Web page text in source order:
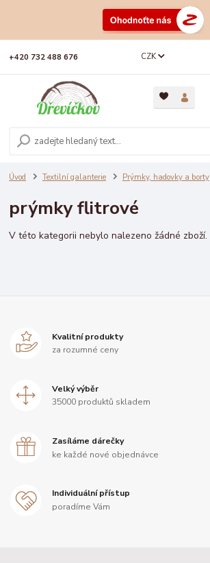
CZK
+420 732 488 676
Úvod Textilní galanterie Prýmky, hadovky a borty
prýmky flitrové
V této kategorii nebylo nalezeno žádné zboží.
Kvalitní produkty
za rozumné ceny
Velký výběr
35000 produktů skladem
Zasíláme dárečky
ke každé nové objednávce
Individuální přístup
poradíme Vám